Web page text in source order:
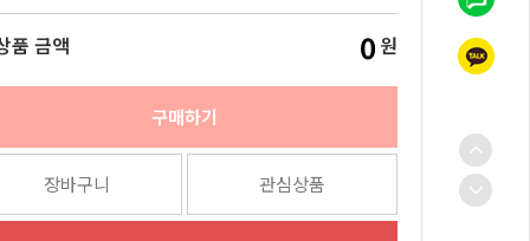
품 금액 0 원
구매하기
장바구니 관심상품